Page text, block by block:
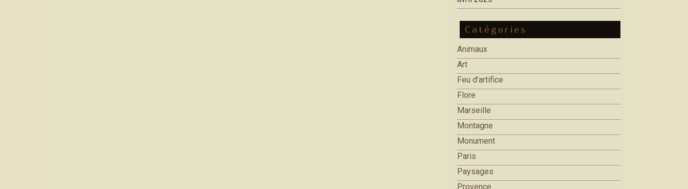
Catégories
Animaux
Art
Feu d'artifice
Flore
Marseille
Montagne
Monument
Paris
Paysages
Provence